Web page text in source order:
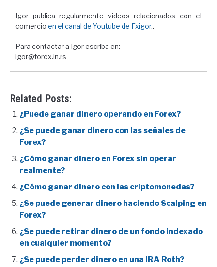
Igor publica regularmente videos relacionados con el
comercio en el canal de Youtube de Fxigor..
Para contactar a Igor escriba en:
igor@forex.in.rs
Related Posts:
¿Puede ganar dinero operando en Forex?
¿Se puede ganar dinero con las señales de
Forex?
¿Cómo ganar dinero en Forex sin operar
realmente?
¿Cómo ganar dinero con las criptomonedas?
¿Se puede generar dinero haciendo Scalping en
Forex?
¿Se puede retirar dinero de un fondo indexado
en cualquier momento?
¿Se puede perder dinero en una IRA Roth?